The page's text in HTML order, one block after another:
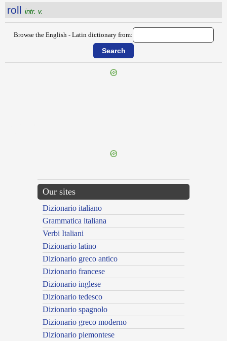
roll intr. v.
Browse the English - Latin dictionary from:
Our sites
Dizionario italiano
Grammatica italiana
Verbi Italiani
Dizionario latino
Dizionario greco antico
Dizionario francese
Dizionario inglese
Dizionario tedesco
Dizionario spagnolo
Dizionario greco moderno
Dizionario piemontese